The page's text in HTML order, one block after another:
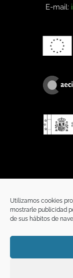
Utilizamos cookies
mostrarle publicidad
de sus hábitos de
E-mail: